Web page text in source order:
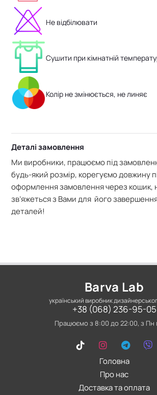
Не відбілювати
Сушити при кімнатній
Колір не змінюється, не линяє
Деталі замовлення
Ми виробники, працюємо під
будь-який розмір, корегуємо довжину
оформлення замовлення через
зв’яжеться з Вами для його
деталей!
Barva Lab
український виробник
Головна
Про нас
Доставка та оплата
+38 (068) 236-95-05
Працюємо з 8:00 до 22:00, з Пн